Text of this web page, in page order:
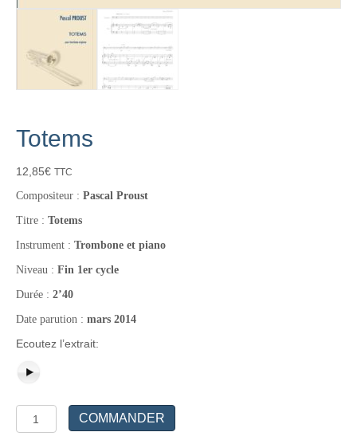
Totems
12,85€ TTC
Compositeur : Pascal Proust
Titre : Totems
Instrument : Trombone et piano
Niveau : Fin 1er cycle
Durée : 2’40
Date parution : mars 2014
Ecoutez l’extrait:
quantité
de
COMMANDER